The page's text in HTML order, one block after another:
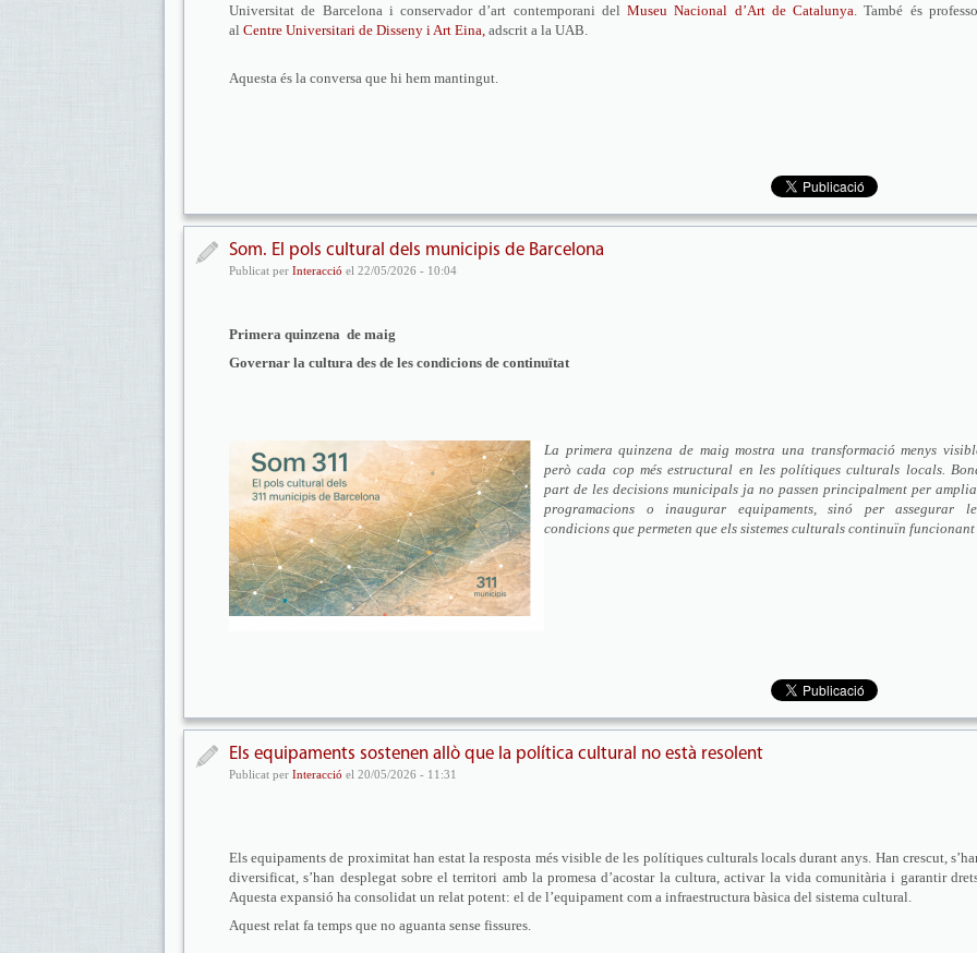
Universitat de Barcelona i conservador d’art contemporani delMuseu Nacional d’Art de Catalunya . També és
al Centre Universitari de Disseny i Art Eina, adscrit a la UAB.
Aquesta és la conversa que hi hem mantingut.
Som. El pols cultural dels municipis de Barcelona
Publicat per Interacció el 22/05/2026 - 10:04
Primera quinzena de maig
Governar la cultura des de les condicions de continuïtat
La primera quinzena de maig mostra una transformació menys
però cada cop més estructural en les polítiques culturals locals.
part de les decisions municipals ja no passen principalment per
programacions o inaugurar equipaments, sinó per assegurar
condicions que permeten que els sistemes culturals continuïn funcionant
Els equipaments sostenen allò que la política cultural no està resolent
Publicat per Interacció el 20/05/2026 - 11:31
Els equipaments de proximitat han estat la resposta més visible de les polítiques culturals locals durant anys. Han crescut,
diversificat, s’han desplegat sobre el territori amb la promesa d’acostar la cultura, activar la vida comunitària i garantir
Aquesta expansió ha consolidat un relat potent: el de l’equipament com a infraestructura bàsica del sistema cultural.
Aquest relat fa temps que no aguanta sense fissures.